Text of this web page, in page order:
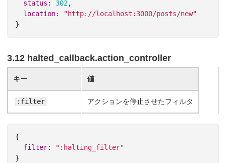
status: 302,
location:
"http://localhost:3000/posts/new"
}
3.12 halted_callback.action_controller
値
アクションを停止させたフィルタ
キー
:filter
{
filter:
":halting_filter"
}